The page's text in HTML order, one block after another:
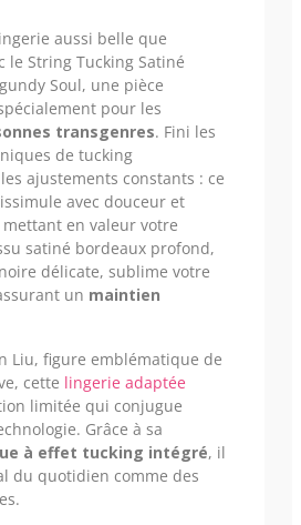
aussi belle que
le String Tucking Satiné
Soul, une pièce
pour les
transgenres. Fini les
de tucking
ajustements constants : ce
avec douceur et
en valeur votre
satiné bordeaux profond,
délicate, sublime votre
un maintien
Liu, figure emblématique de
cette lingerie adaptée
limitée qui conjugue
Grâce à sa
à effet tucking intégré, il
du quotidien comme des